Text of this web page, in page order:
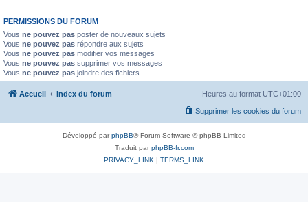
PERMISSIONS DU FORUM
Vous ne pouvez pas poster de nouveaux sujets
Vous ne pouvez pas répondre aux sujets
Vous ne pouvez pas modifier vos messages
Vous ne pouvez pas supprimer vos messages
Vous ne pouvez pas joindre des fichiers
Accueil Index du forum Heures au format UTC+01:00
Supprimer les cookies du forum
Développé parphpBB® Forum Software © phpBB Limited
Traduit parphpBB-fr.com
PRIVACY_LINK | TERMS_LINK